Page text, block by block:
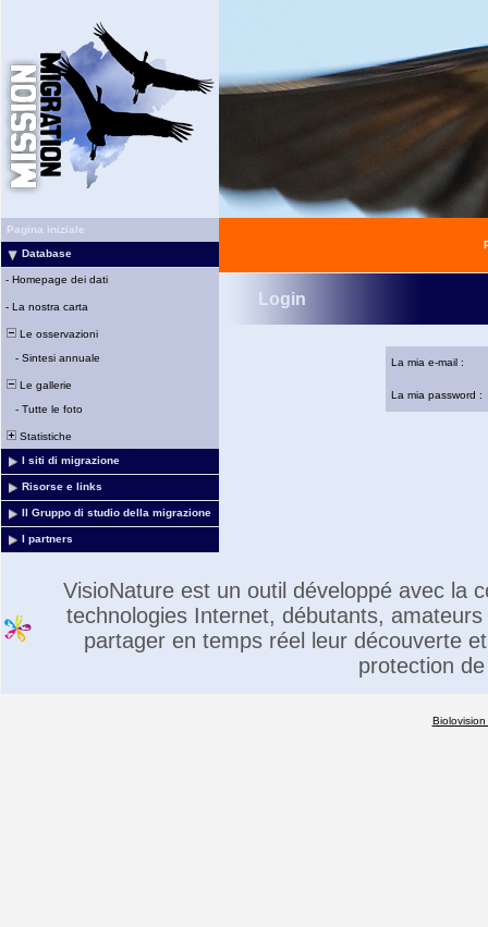
Pagina iniziale
Database
- Homepage dei dati
- La nostra carta
Le osservazioni
- Sintesi annuale
Le gallerie
- Tutte le foto
Statistiche
I siti di migrazione
Risorse e links
Il Gruppo di studio della migrazione
I partners
Login
La mia e-mail :
La mia password :
VisioNature est un outil développé avec la
technologies Internet, débutants,
partager en temps réel leur découverte
protection
Biolovision